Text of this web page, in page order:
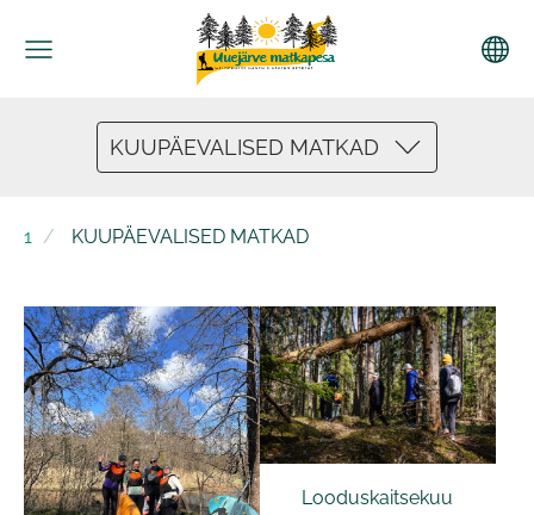
KUUPÄEVALISED MATKAD
1 KUUPÄEVALISED MATKAD
Looduskaitsekuu